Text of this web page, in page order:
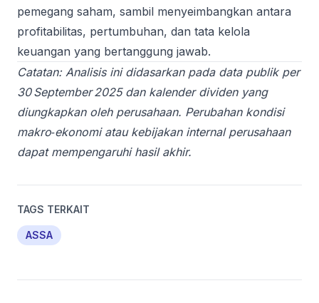
pemegang saham, sambil menyeimbangkan antara
profitabilitas, pertumbuhan, dan tata kelola
keuangan yang bertanggung jawab.
Catatan: Analisis ini didasarkan pada data publik per
30 September 2025 dan kalender dividen yang
diungkapkan oleh perusahaan. Perubahan kondisi
makro‑ekonomi atau kebijakan internal perusahaan
dapat mempengaruhi hasil akhir.
TAGS TERKAIT
ASSA